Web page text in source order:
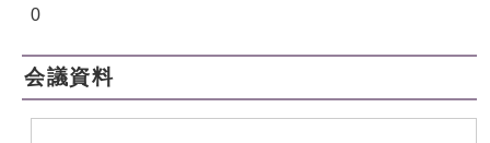
0
会議資料